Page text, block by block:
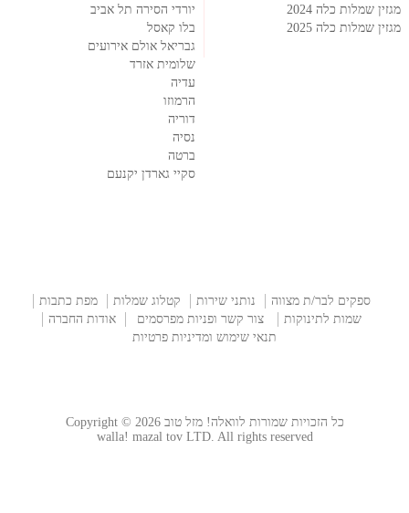
מגזין שמלות כלה 2024
מגזין שמלות כלה 2025
יורדי הסירה תל אביב
בלו קאסל
גבריאל אולם אירועים
שלומית אזרד
עדיה
הרמוזו
דוריה
נסיה
ברטה
סקיי גארדן יקנעם
ספקים לבר/ת מצווה נותני שירות קטלוג שמלות
מפת כתבות
שמות לתינוקות
צור קשר ופניות מפרסמים
אודות החברה
תנאי שימוש ומדיניות פרטיות
כל הזכויות שמורות לוואלה! מזל טוב Copyright © 2026
walla! mazal tov LTD. All rights reserved